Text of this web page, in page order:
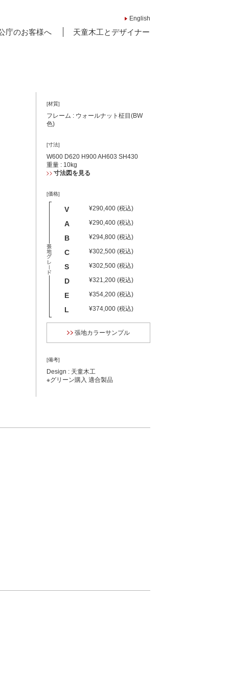
English
庁のお客様へ 天童木工とデザイナー
[材質]
フレーム : ウォールナット柾目(BW
色)
[寸法]
W600 D620 H900 AH603 SH430
重量 : 10kg
寸法図を見る
[価格]
V ¥290,400 (税込)
A ¥290,400 (税込)
B ¥294,800 (税込)
C ¥302,500 (税込)
S ¥302,500 (税込)
D ¥321,200 (税込)
E ¥354,200 (税込)
L ¥374,000 (税込)
張地カラーサンプル
[備考]
Design : 天童木工
※グリーン購入 適合製品